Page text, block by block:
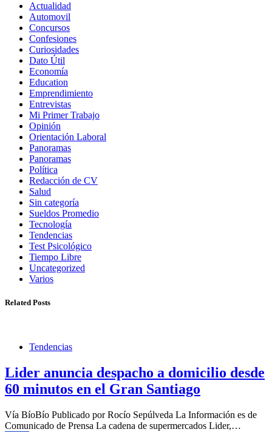
Actualidad
Automovil
Concursos
Confesiones
Curiosidades
Dato Útil
Economía
Education
Emprendimiento
Entrevistas
Mi Primer Trabajo
Opinión
Orientación Laboral
Panoramas
Panoramas
Política
Redacción de CV
Salud
Sin categoría
Sueldos Promedio
Tecnología
Tendencias
Test Psicológico
Tiempo Libre
Uncategorized
Varios
Related Posts
Tendencias
Lider anuncia despacho a domicilio desde
60 minutos en el Gran Santiago
Vía BíoBío Publicado por Rocío Sepúlveda La Información es de
Comunicado de Prensa La cadena de supermercados Lider,…